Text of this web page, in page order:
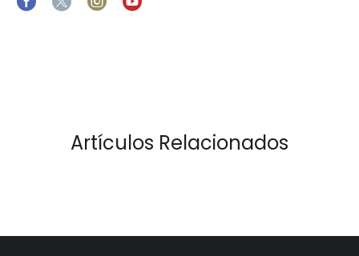
Artículos Relacionados